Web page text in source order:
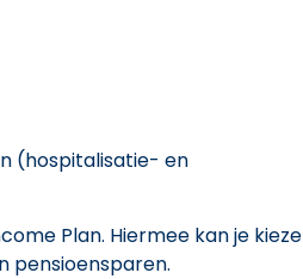
(hospitalisatie- en
Plan. Hiermee kan je
pensioensparen.